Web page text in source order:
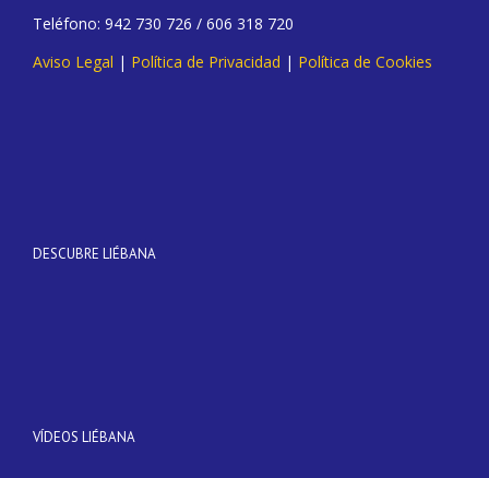
Teléfono: 942 730 726 / 606 318 720
Aviso Legal | Política de Privacidad | Política de Cookies
DESCUBRE LIÉBANA
VÍDEOS LIÉBANA